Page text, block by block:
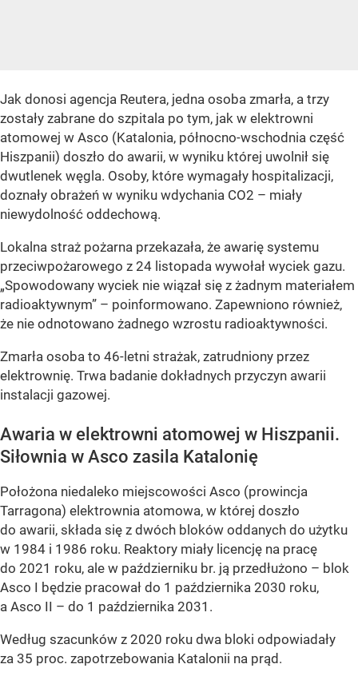
Jak donosi agencja Reutera, jedna osoba zmarła, a trzy
zostały zabrane do szpitala po tym, jak w elektrowni
atomowej w Asco (Katalonia, północno-wschodnia część
Hiszpanii) doszło do awarii, w wyniku której uwolnił się
dwutlenek węgla. Osoby, które wymagały hospitalizacji,
doznały obrażeń w wyniku wdychania CO2 – miały
niewydolność oddechową.
Lokalna straż pożarna przekazała, że awarię systemu
przeciwpożarowego z 24 listopada wywołał wyciek gazu.
„Spowodowany wyciek nie wiązał się z żadnym materiałem
radioaktywnym” – poinformowano. Zapewniono również,
że nie odnotowano żadnego wzrostu radioaktywności.
Zmarła osoba to 46-letni strażak, zatrudniony przez
elektrownię. Trwa badanie dokładnych przyczyn awarii
instalacji gazowej.
Awaria w elektrowni atomowej w Hiszpanii.
Siłownia w Asco zasila Katalonię
Położona niedaleko miejscowości Asco (prowincja
Tarragona) elektrownia atomowa, w której doszło
do awarii, składa się z dwóch bloków oddanych do użytku
w 1984 i 1986 roku. Reaktory miały licencję na pracę
do 2021 roku, ale w październiku br. ją przedłużono – blok
Asco I będzie pracował do 1 października 2030 roku,
a Asco II – do 1 października 2031.
Według szacunków z 2020 roku dwa bloki odpowiadały
za 35 proc. zapotrzebowania Katalonii na prąd.